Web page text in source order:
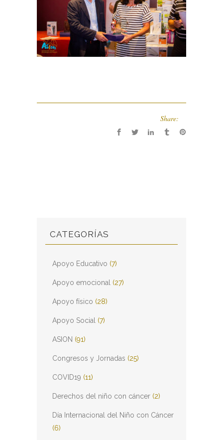
Share:
CATEGORÍAS
Apoyo Educativo (7)
Apoyo emocional (27)
Apoyo físico (28)
Apoyo Social (7)
ASION (91)
Congresos y Jornadas (25)
COVID19 (11)
Derechos del niño con cáncer (2)
Día Internacional del Niño con Cáncer
(6)